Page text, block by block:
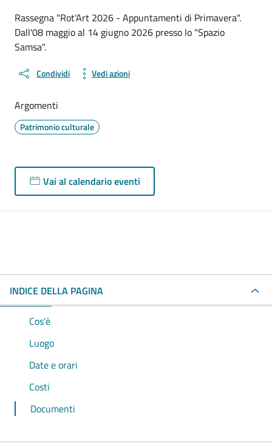
Rassegna "Rot'Art 2026 - Appuntamenti di Primavera".
Dall'08 maggio al 14 giugno 2026 presso lo "Spazio
Samsa".
Condividi Vedi azioni
Argomenti
Patrimonio culturale
Vai al calendario eventi
INDICE DELLA PAGINA
Cos'è
Luogo
Date e orari
Costi
Documenti